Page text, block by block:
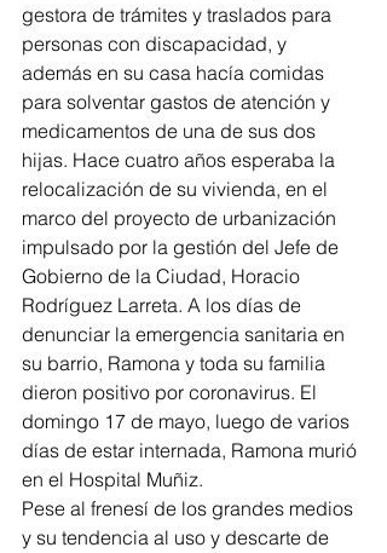
gestora de trámites y traslados para
personas con discapacidad, y
además en su casa hacía comidas
para solventar gastos de atención y
medicamentos de una de sus dos
hijas. Hace cuatro años esperaba la
relocalización de su vivienda, en el
marco del proyecto de urbanización
impulsado por la gestión del Jefe de
Gobierno de la Ciudad, Horacio
Rodríguez Larreta. A los días de
denunciar la emergencia sanitaria en
su barrio, Ramona y toda su familia
dieron positivo por coronavirus. El
domingo 17 de mayo, luego de varios
días de estar internada, Ramona murió
en el Hospital Muñiz.
Pese al frenesí de los grandes medios
y su tendencia al uso y descarte de